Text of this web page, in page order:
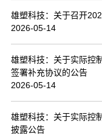
雄塑科技：关于召开
2026-05-14
雄塑科技：关于实际控
签署补充协议的公告
2026-05-14
雄塑科技：关于实际控
披露公告